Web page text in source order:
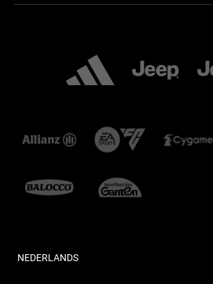
NEDERLANDS